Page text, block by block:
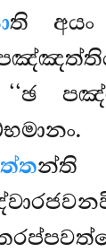
ති අයං
න්ති